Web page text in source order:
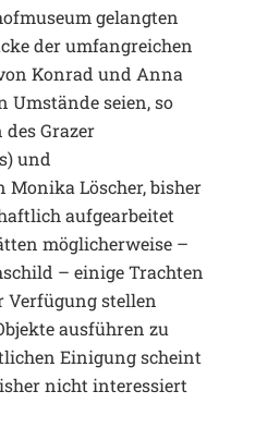
gelangten
der umfangreichen
Konrad und Anna
Umstände seien, so
Grazer
und
Löscher, bisher
aufgearbeitet
möglicherweise –
– einige Trachten
Verfügung stellen
ausführen zu
Einigung scheint
nicht interessiert